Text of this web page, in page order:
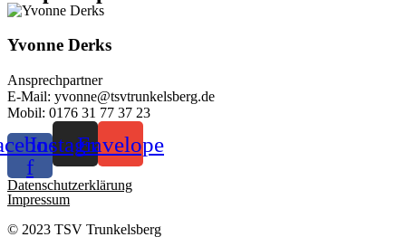
Yvonne Derks
Ansprechpartner
E-Mail: yvonne@tsvtrunkelsberg.de
Mobil: 0176 31 77 37 23
f
InstagramEnvelope
Datenschutzerklärung
Impressum
© 2023 TSV Trunkelsberg